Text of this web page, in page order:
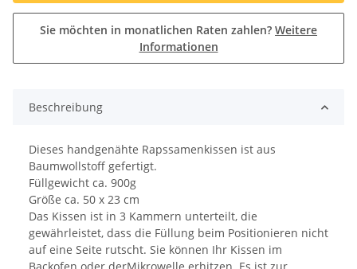
Sie möchten in monatlichen Raten zahlen? Weitere
Informationen
Beschreibung
Dieses handgenähte Rapssamenkissen ist aus
Baumwollstoff gefertigt.
Füllgewicht ca. 900g
Größe ca. 50 x 23 cm
Das Kissen ist in 3 Kammern unterteilt, die
gewährleistet, dass die Füllung beim Positionieren nicht
auf eine Seite rutscht. Sie können Ihr Kissen im